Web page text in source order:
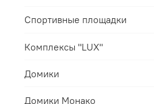
Спортивные площадки
Комплексы "LUX"
Домики
Домики Монако